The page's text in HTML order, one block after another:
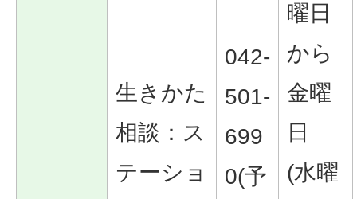
生きかた
相談：ス
テーショ
042-
501-
699
0(予
曜日
から
金曜
日
(水曜